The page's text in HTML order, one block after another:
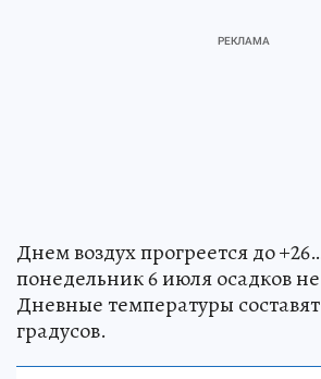
Днем воздух прогреется до
понедельник 6 июля осадков
Дневные температуры
градусов.